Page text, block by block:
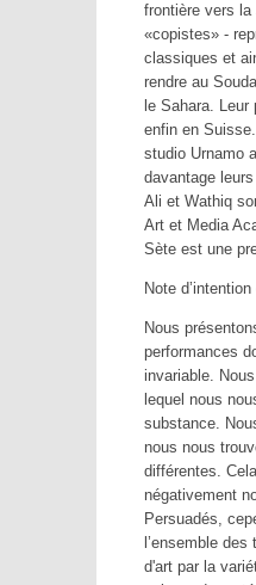
frontière vers
«copistes» -
classiques et
rendre au
le Sahara.
enfin en
studio Urnamo
davantage
Ali et Wathiq
Art et Media
Sète est une
Note
Nous
performances
invariable.
lequel nous
substance.
nous nous
différentes.
négativement
Persuadés,
l’ensemble
d'art par la